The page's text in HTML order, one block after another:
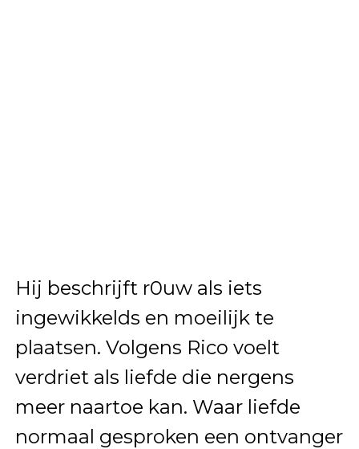
Hij beschrijft r0uw als iets
ingewikkelds en moeilijk te
plaatsen. Volgens Rico voelt
verdriet als liefde die nergens
meer naartoe kan. Waar liefde
normaal gesproken een ontvanger